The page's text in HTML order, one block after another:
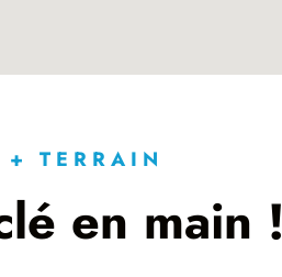
TERRAIN
en main !